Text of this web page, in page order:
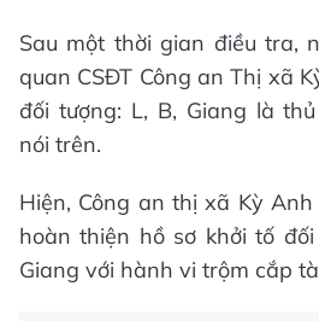
Sau một thời gian điều tra,
quan CSĐT Công an Thị xã
đối tượng: L, B, Giang là
nói trên.
Hiện, Công an thị xã Kỳ
hoàn thiện hồ sơ khởi tố
Giang với hành vi trộm cắp